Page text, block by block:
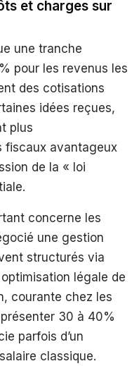
et charges sur
une tranche
pour les revenus les
des cotisations
idées reçues,
plus
fiscaux avantageux
de la « loi
concerne les
une gestion
structurés via
légale de
courante chez les
30 à 40%
parfois d’un
classique.